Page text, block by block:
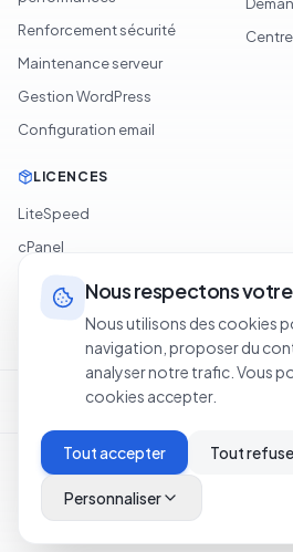
Renforcement sécurité
Maintenance serveur
Gestion WordPress
Configuration email
LICENCES
LiteSpeed
cPanel
JetBackup
Conditions d'utilisationPolitique de
Politique de remboursement
2026 OXA NETWORKS OÜ
Tous droits
Hébergement en Sénégal
Nous respectons
Nous utilisons des cookies
navigation, proposer du
analyser notre trafic. Vous
cookies accepter.
Tout accepter Tout
Personnaliser